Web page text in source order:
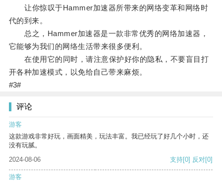
让你惊叹于Hammer加速器所带来的网络变革和网络时
代的到来。
总之，Hammer加速器是一款非常优秀的网络加速器，
它能够为我们的网络生活带来很多便利。
在使用它的同时，请注意保护好你的隐私，不要盲目打
开各种加速模式，以免给自己带来麻烦。
#3#
评论
游客
这款游戏非常好玩，画面精美，玩法丰富。我已经玩了好几个小时，还
没有玩腻。
2024-08-06
支持[0] 反对[0]
游客